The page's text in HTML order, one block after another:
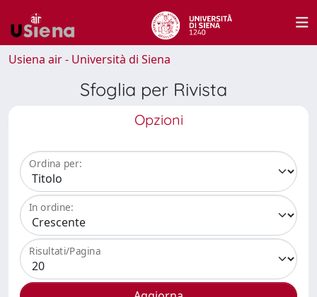
Usiena air - Università di Siena
Sfoglia per Rivista
Opzioni
Ordina per:
In ordine:
Risultati/Pagina